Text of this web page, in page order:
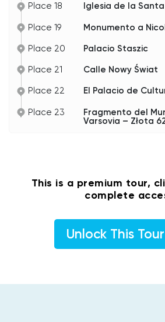
Place 18
Iglesia de la
Place 19 Monumento a
Place 20 Palacio Staszic
Place 21 Calle Nowy Świat
Place 22 El Palacio de
Place 23
Fragmento del
Varsovia – Złota
This is a premium tour,
complete
Unlock This Tour